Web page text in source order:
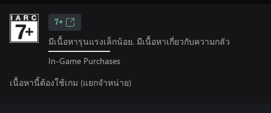
7+
มีเนื้อหารุนแรงเล็กน้อย, มีเนื้อหาเกี่ยวกับความกลัว
In-Game Purchases
เนื้อหานี้ต้องใช้เกม (แยกจำหน่าย)